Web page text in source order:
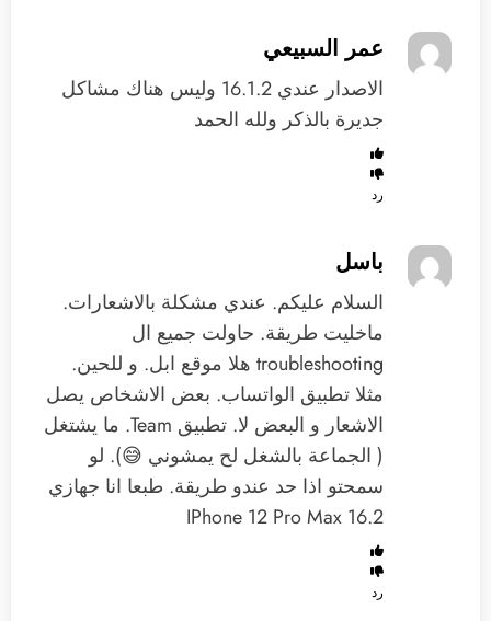
عمر السبيعي
الاصدار عندي 16.1.2 وليس هناك مشاكل
جديرة بالذكر ولله الحمد
رد
باسل
السلام عليكم. عندي مشكلة بالاشعارات.
ماخليت طريقة. حاولت جميع ال
troubleshooting هلا موقع ابل. و للحين.
مثلا تطبيق الواتساب. بعض الاشخاص يصل
الاشعار و البعض لا. تطبيق Team. ما يشتغل
( الجماعة بالشغل لح يمشوني 😅). لو
سمحتو اذا حد عندو طريقة. طبعا انا جهازي
16.2 IPhone 12 Pro Max
رد